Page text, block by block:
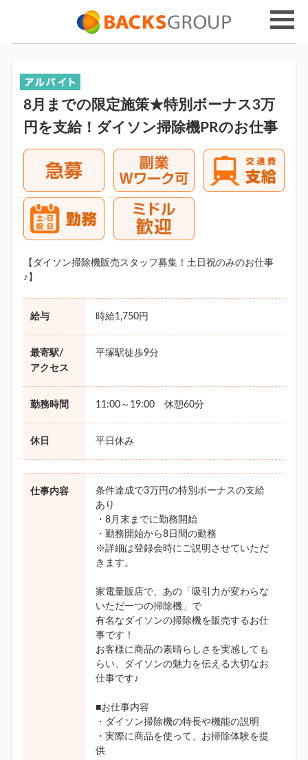
8月までの限定施策★特別ボーナス3万
円を支給！ダイソン掃除機PRのお仕事
【ダイソン掃除機販売スタッフ募集！土日祝のみのお仕事
♪】
給与 時給1,750円
最寄駅/
アクセス
平塚駅徒歩9分
勤務時間 11:00～19:00 休憩60分
休日 平日休み
仕事内容
条件達成で3万円の特別ボーナスの支給
あり
・8月末までに勤務開始
・勤務開始から8日間の勤務
※詳細は登録会時にご説明させていただ
きます。
家電量販店で、あの「吸引力が変わらな
いただ一つの掃除機」で
有名なダイソンの掃除機を販売するお仕
事です！
お客様に商品の素晴らしさを実感しても
らい、ダイソンの魅力を伝える大切なお
仕事です♪
■お仕事内容
・ダイソン掃除機の特長や機能の説明
・実際に商品を使って、お掃除体験を提
供